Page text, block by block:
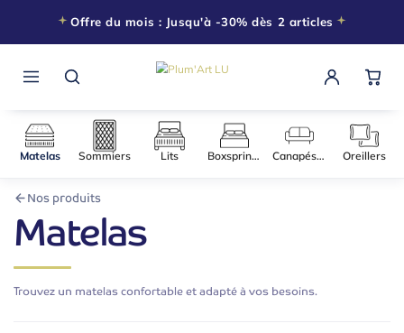
Offre du mois : Jusqu'à -30% dès 2 articles
Matelas Sommiers
Nos produits
Matelas
Trouvez un matelas confortable et adapté à vos besoins.